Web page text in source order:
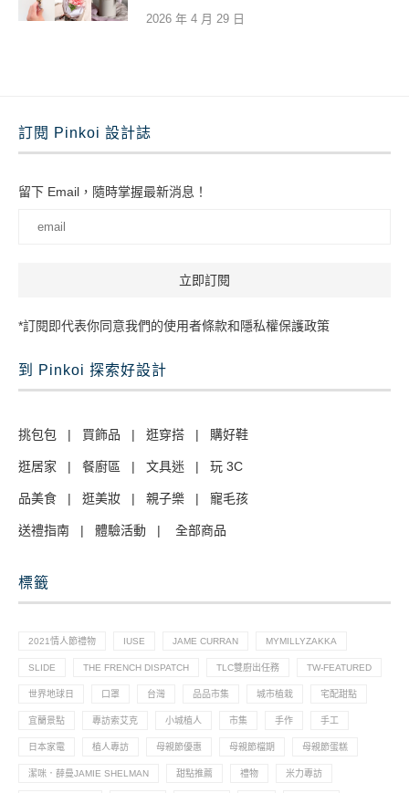
2026 年 4 月 29 日
訂閱 Pinkoi 設計誌
留下 Email，隨時掌握最新消息！
*訂閱即代表你同意我們的使用者條款和隱私權保護政策
到 Pinkoi 探索好設計
挑包包 | 買飾品 | 逛穿搭 | 購好鞋
逛居家 | 餐廚區 | 文具迷 | 玩 3C
品美食 | 逛美妝 | 親子樂 | 寵毛孩
送禮指南 | 體驗活動 | 全部商品
標籤
2021情人節禮物 IUSE JAME CURRAN MYMILLYZAKKA
SLIDE THE FRENCH DISPATCH TLC雙廚出任務 TW-FEATURED
世界地球日 口罩 台灣 品品市集 城市植栽 宅配甜點
宜蘭景點 專訪索艾克 小城植人 市集 手作 手工
日本家電 植人專訪 母親節優惠 母親節檔期 母親節蛋糕
潔咪．薛曼JAMIE SHELMAN 甜點推薦 禮物 米力專訪